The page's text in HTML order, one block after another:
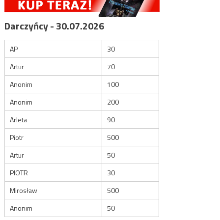
Darczyńcy - 30.07.2026
AP
30
Artur
70
Anonim
100
Anonim
200
Arleta
90
Piotr
500
Artur
50
PIOTR
30
Mirosław
500
Anonim
50